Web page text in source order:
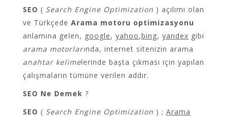
SEO ( Search Engine Optimization ) açılımı olan
ve Türkçede Arama motoru optimizasyonu
anlamına gelen, google, yahoo,bing, yandex gibi
arama motorlarında, internet sitenizin arama
anahtar kelimelerinde başta çıkması için yapılan
çalışmaların tümüne verilen addır.
SEO Ne Demek ?
SEO ( Search Engine Optimization ) ; Arama